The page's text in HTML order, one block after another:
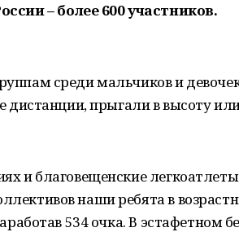
– более 600 участников.
среди мальчиков и
дистанции, прыгали в высоту
и благовещенские
наши ребята в
534 очка. В эстафетном